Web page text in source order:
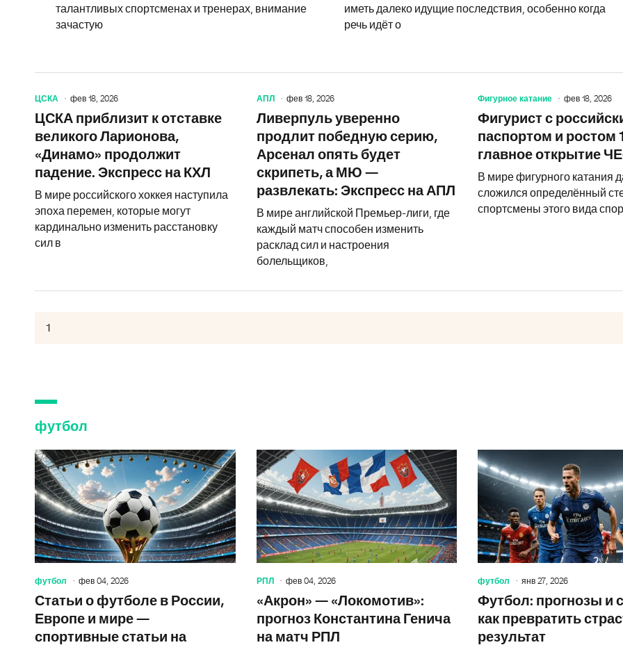
талантливых спортсменах и тренерах, внимание
зачастую
иметь далеко идущие последствия, особенно когда
речь идёт о
ЦСКА фев 18, 2026
ЦСКА приблизит к отставке
великого Ларионова,
«Динамо» продолжит
падение. Экспресс на КХЛ
В мире российского хоккея наступила
эпоха перемен, которые могут
кардинально изменить расстановку
сил в
ЦСКА приблизит к отставке
АПЛ фев 18, 2026
Ливерпуль уверенно
продлит победную серию,
Арсенал опять будет
скрипеть, а МЮ —
развлекать: Экспресс на АПЛ
В мире английской Премьер-лиги, где
каждый матч способен изменить
расклад сил и настроения
болельщиков,
Фигурное катание фев 18, 2026
Фигурист с
паспортом и ростом
главное открытие
В мире фигурного катания
сложился определённый
спортсмены этого вида
футбол
футбол фев 04, 2026
Статьи о футболе в России,
Европе и мире —
спортивные статьи на
Статьи о футболе в России,
РПЛ фев 04, 2026
«Акрон» — «Локомотив»:
прогноз Константина Генича
на матч РПЛ
футбол янв 27, 2026
Футбол: прогнозы и
как превратить
результат